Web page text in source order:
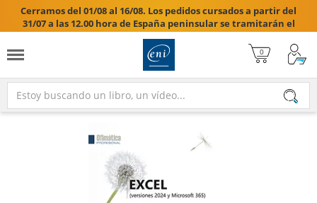
Cerramos del 01/08 al 16/08. Los pedidos cursados a partir del
31/07 a las 12.00 hora de España peninsular se tramitarán el
17/08/2026.
